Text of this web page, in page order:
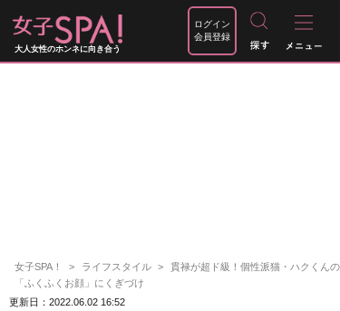
大人女性のホンネに向き合う
ログイン
会員登録
女子SPA！ ライフスタイル
貫禄が超ド級！個性派猫・ハクくんの
「ふくふくお顔」にくぎづけ
更新日：2022.06.02 16:52